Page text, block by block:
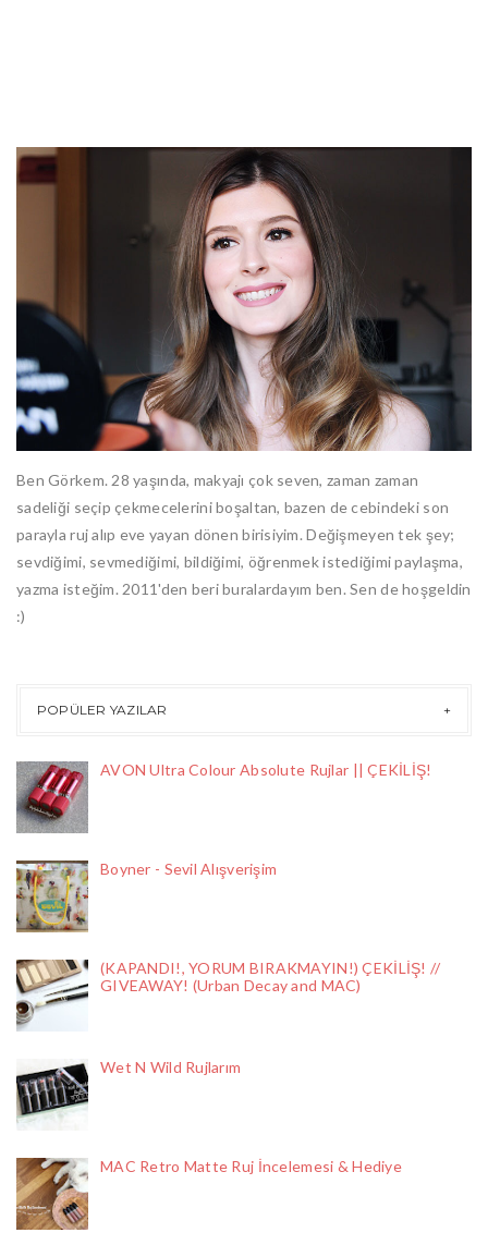
Ben Görkem. 28 yaşında, makyajı çok seven, zaman zaman
sadeliği seçip çekmecelerini boşaltan, bazen de cebindeki son
parayla ruj alıp eve yayan dönen birisiyim. Değişmeyen tek şey;
sevdiğimi, sevmediğimi, bildiğimi, öğrenmek istediğimi paylaşma,
yazma isteğim. 2011'den beri buralardayım ben. Sen de hoşgeldin
:)
POPÜLER YAZILAR
AVON Ultra Colour Absolute Rujlar || ÇEKİLİŞ!
Boyner - Sevil Alışverişim
(KAPANDI!, YORUM BIRAKMAYIN!) ÇEKİLİŞ! //
GIVEAWAY! (Urban Decay and MAC)
Wet N Wild Rujlarım
MAC Retro Matte Ruj İncelemesi & Hediye